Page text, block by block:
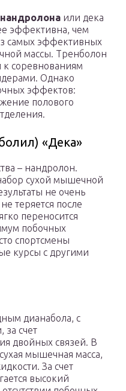
нандролона или дека
эффективна, чем
самых эффективных
массы. Тренболон
к соревнованиям
Однако
эффектов:
полового
«Дека»
– нандролон.
сухой мышечной
не очень
теряется после
переносится
побочных
спортсмены
курсы с другими
дианабола, с
счет
двойных связей. В
мышечная масса,
За счет
высокий